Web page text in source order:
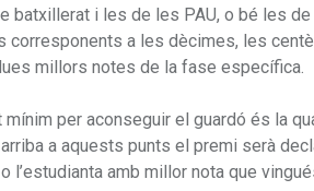
batxillerat i les de les PAU, o bé les
a les dècimes, les
millors notes de la fase específica.
per aconseguir el guardó és la
a aquests punts el premi serà
l’estudianta amb millor nota que